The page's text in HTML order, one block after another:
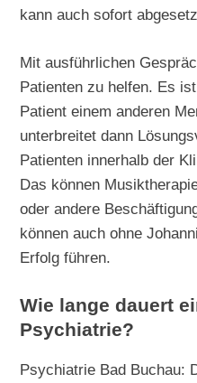
kann auch sofort
Mit ausführlichen
Patienten zu helfen. Es
Patient einem anderen
unterbreitet dann
Patienten innerhalb der
Das können
oder andere
können auch ohne
Erfolg führen.
Wie lange dauert
Psychiatrie?
Psychiatrie Bad Buchau: